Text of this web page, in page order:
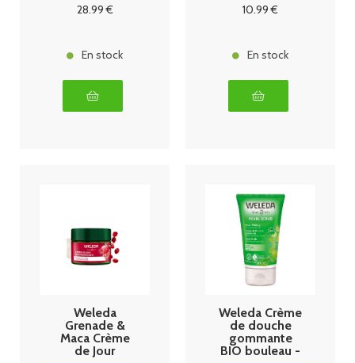
28.99€
En stock
10.99 €
En stock
Weleda
Grenade &
Maca Crème
de Jour
Weleda Crème
de douche
gommante
BIO bouleau -